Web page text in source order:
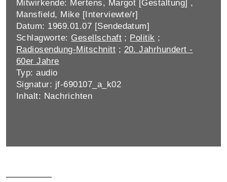
Mitwirkende: Mertens, Margot [Gestaltung] ,
Mansfield, Mike [Interviewte/r]
Datum: 1969.01.07 [Sendedatum]
Schlagworte: Gesellschaft ; Politik ;
Radiosendung-Mitschnitt ; 20. Jahrhundert -
60er Jahre
Typ: audio
Signatur: jf-690107_a_k02
Inhalt: Nachrichten